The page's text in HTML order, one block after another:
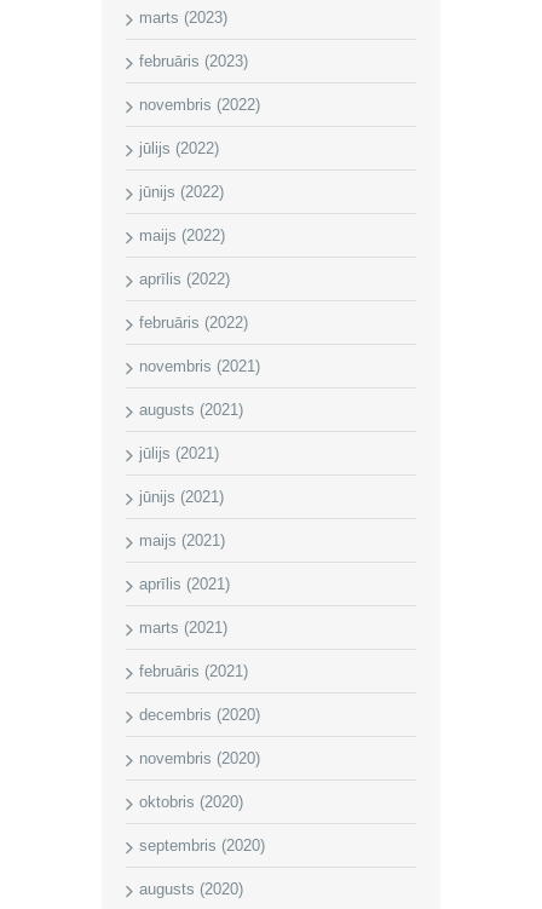
marts (2023)
februāris (2023)
novembris (2022)
jūlijs (2022)
jūnijs (2022)
maijs (2022)
aprīlis (2022)
februāris (2022)
novembris (2021)
augusts (2021)
jūlijs (2021)
jūnijs (2021)
maijs (2021)
aprīlis (2021)
marts (2021)
februāris (2021)
decembris (2020)
novembris (2020)
oktobris (2020)
septembris (2020)
augusts (2020)